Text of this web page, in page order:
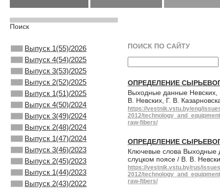
Поиск
Выпуск 1(55)/2026
Выпуск 4(54)/2025
Выпуск 3(53)/2025
Выпуск 2(52)/2025
Выпуск 1(51)/2025
Выпуск 4(50)/2024
Выпуск 3(49)/2024
Выпуск 2(48)/2024
Выпуск 1(47)/2024
Выпуск 3(46)/2023
Выпуск 2(45)/2023
Выпуск 1(44)/2023
Выпуск 2(43)/2022
ПОИСК ПО САЙТУ
ОПРЕДЕЛЕНИЕ
Выходные данные Невских,
В. Невских, Г. В.
https://vestnik.vstu.by/eng/
2012/
raw-fibers/
ОПРЕДЕЛЕНИЕ
Ключевые слова Выходные
слуцком поясе / В. В.
https://vestnik.vstu.by/rus/
2012/
raw-fibers/